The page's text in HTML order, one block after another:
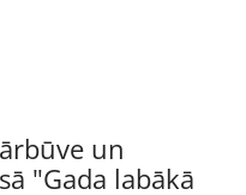
un
"Gada labākā